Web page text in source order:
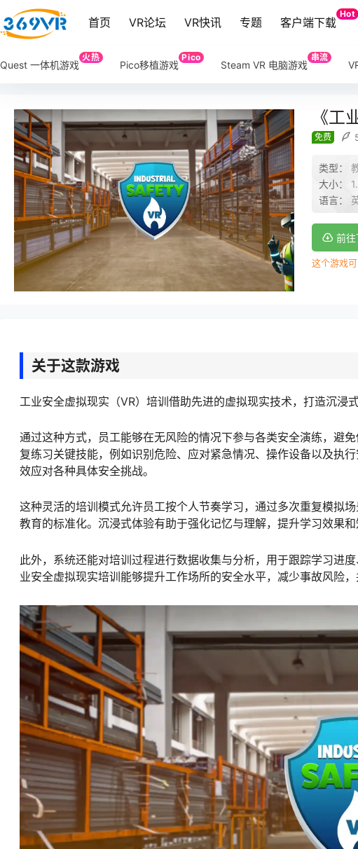
首页 VR论坛 VR快讯 专题 客户端下载
Hot
Quest 一体机游戏
火热
Pico移植游戏
Pico
Steam VR 电脑游戏
串流
《工
免费
类型：
大小：
语言：
前
这个游戏
关于这款游戏
工业安全虚拟现实（VR）培训借助先进的虚拟现实技术，打造沉浸
通过这种方式，员工能够在无风险的情况下参与各类安全演练，避
复练习关键技能，例如识别危险、应对紧急情况、操作设备以及执
效应对各种具体安全挑战。
这种灵活的培训模式允许员工按个人节奏学习，通过多次重复模拟
教育的标准化。沉浸式体验有助于强化记忆与理解，提升学习效果和
此外，系统还能对培训过程进行数据收集与分析，用于跟踪学习进
业安全虚拟现实培训能够提升工作场所的安全水平，减少事故风险